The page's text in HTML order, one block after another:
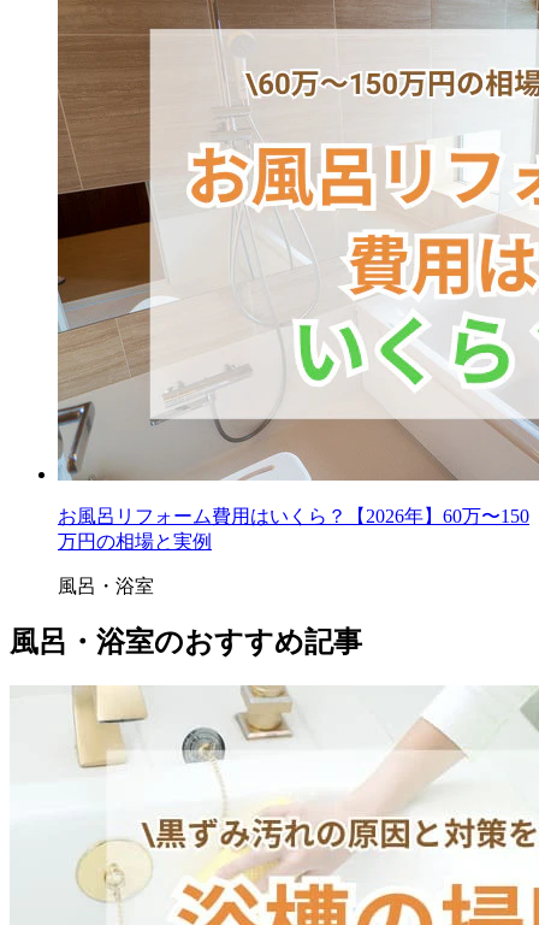
お風呂リフォーム費用はいくら？【2026年】60万〜150
万円の相場と実例
風呂・浴室
風呂・浴室のおすすめ記事